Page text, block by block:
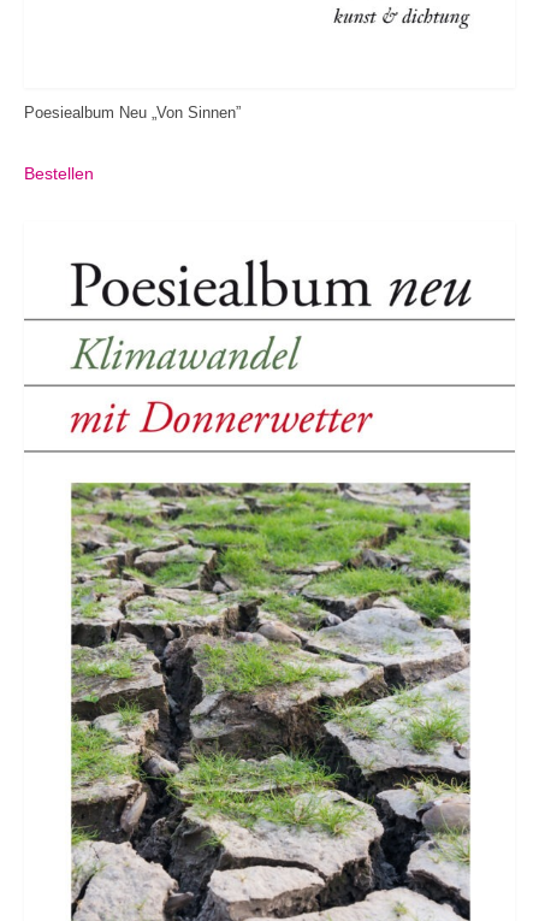
Poesiealbum Neu „Von Sinnen”
Bestellen